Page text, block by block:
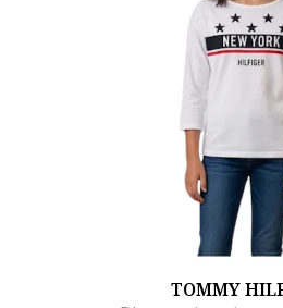
TOMMY